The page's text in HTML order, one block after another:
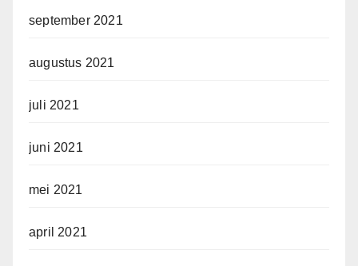
september 2021
augustus 2021
juli 2021
juni 2021
mei 2021
april 2021